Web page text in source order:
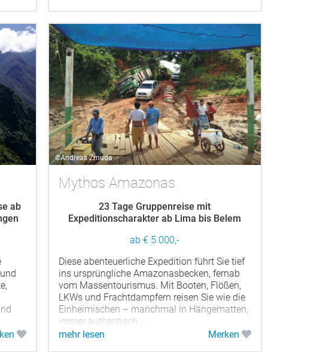
ab
©Andreas Zmuda
Mythos Amazonas
23 Tage Gruppenreise mit
Expeditionscharakter ab Lima bis Belem
ab € 5.000,-
Diese abenteuerliche Expedition führt Sie tief
ins ursprüngliche Amazonasbecken, fernab
vom Massentourismus. Mit Booten, Flößen,
LKWs und Frachtdampfern reisen Sie wie die
Einheimischen – manchmal in Hängematten,
immer authentisch....
mehr lesen
Merken